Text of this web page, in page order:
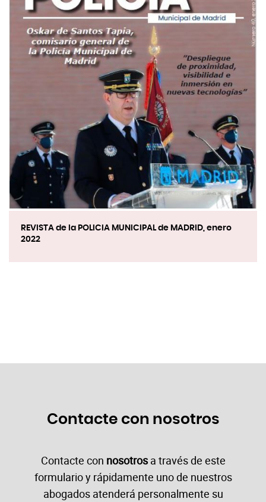
REVISTA de la POLICIA MUNICIPAL de MADRID, enero
2022
Contacte con nosotros
Contacte con nosotrosa través de este
formulario y rápidamente uno de nuestros
abogados atenderá personalmente su